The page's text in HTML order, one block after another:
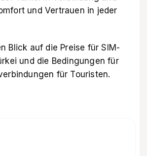
und Vertrauen in jeder
Blick auf die Preise für SIM-
und die Bedingungen für
für Touristen.